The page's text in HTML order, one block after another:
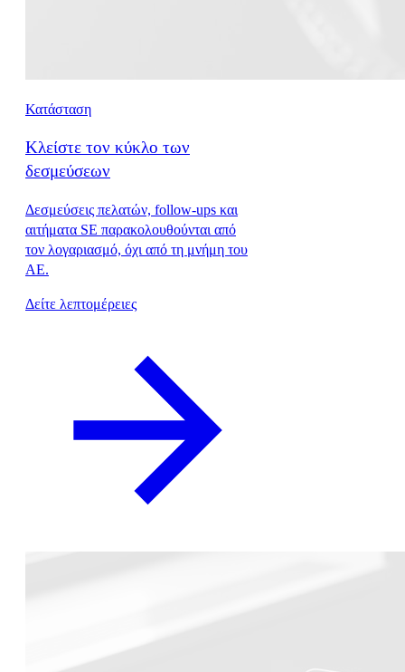
Κατάσταση
Κλείστε τον κύκλο των
δεσμεύσεων
Δεσμεύσεις πελατών, follow-ups και
αιτήματα SE παρακολουθούνται από
τον λογαριασμό, όχι από τη μνήμη του
AE.
Δείτε λεπτομέρειες